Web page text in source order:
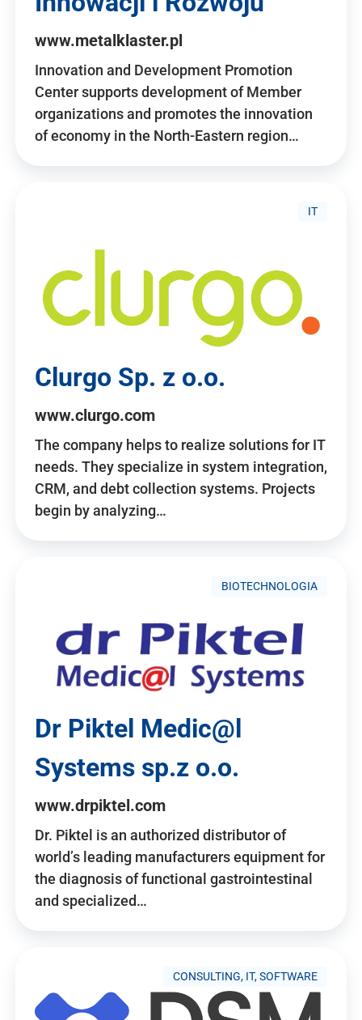
www.metalklaster.pl
Innovation and Development Promotion
Center supports development of Member
organizations and promotes the innovation
of economy in the North-Eastern region…
IT
Clurgo Sp. z o.o.
www.clurgo.com
The company helps to realize solutions for IT
needs. They specialize in system integration,
CRM, and debt collection systems. Projects
begin by analyzing…
BIOTECHNOLOGIA
Dr Piktel Medic@l
Systems sp.z o.o.
www.drpiktel.com
Dr. Piktel is an authorized distributor of
world’s leading manufacturers equipment for
the diagnosis of functional gastrointestinal
and specialized…
CONSULTING, IT, SOFTWARE